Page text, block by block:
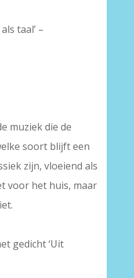
taal’ –
muziek die de
soort blijft een
zijn, vloeiend als
voor het huis, maar
gedicht ‘Uit